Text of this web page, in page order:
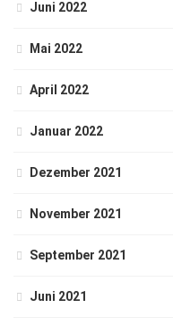
Juni 2022
Mai 2022
April 2022
Januar 2022
Dezember 2021
November 2021
September 2021
Juni 2021